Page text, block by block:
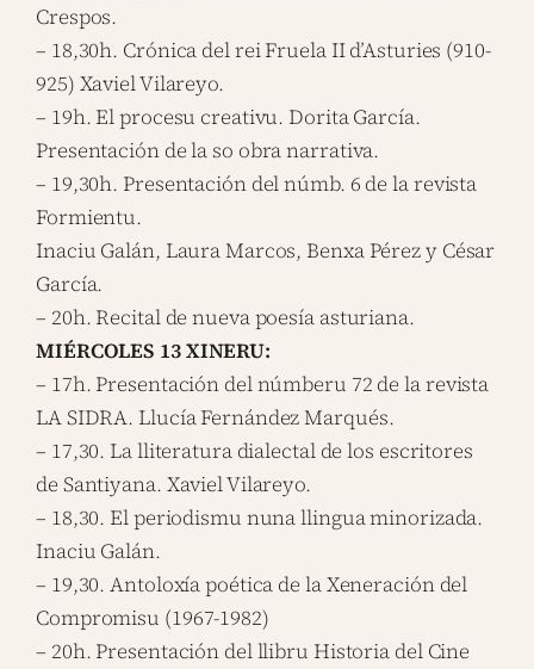
Crespos.
– 18,30h. Crónica del rei Fruela II d’Asturies (910-
925) Xaviel Vilareyo.
– 19h. El procesu creativu. Dorita García.
Presentación de la so obra narrativa.
– 19,30h. Presentación del númb. 6 de la revista
Formientu.
Inaciu Galán, Laura Marcos, Benxa Pérez y César
García.
– 20h. Recital de nueva poesía asturiana.
MIÉRCOLES 13 XINERU:
– 17h. Presentación del númberu 72 de la revista
LA SIDRA. Llucía Fernández Marqués.
– 17,30. La lliteratura dialectal de los escritores
de Santiyana. Xaviel Vilareyo.
– 18,30. El periodismu nuna llingua minorizada.
Inaciu Galán.
– 19,30. Antoloxía poética de la Xeneración del
Compromisu (1967-1982)
– 20h. Presentación del llibru Historia del Cine